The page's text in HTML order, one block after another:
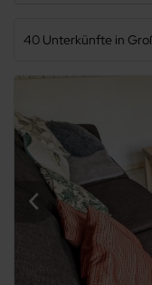
40 Unterkünfte in